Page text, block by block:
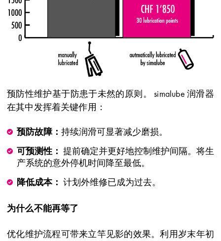
预防性维护基于防患于未然的原则。 simalube 润滑器
在其中发挥着关键作用：
预防故障： 持续润滑可显著减少磨损。
可预测性： 提前确定并更好地控制维护间隔。将生
产系统的意外停机时间降至最低。
降低成本： 计划外维修已成为过去。
为什么不能再等了
优化维护流程可带来立竿见影的效果。利用岁末年初